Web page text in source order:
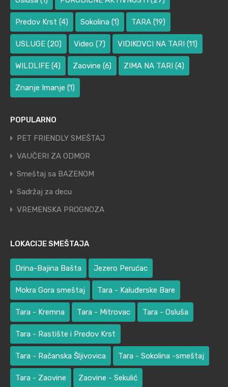
Predov Krst (4) Sokolina (1) TARA (19)
USLUGE (20) Video (7) VIDIKOVCI NA TARI (11)
WILDLIFE (4) Zaovine (6) ZIMA NA TARI (4)
Znanje Imanje (1)
POPULARNO
PET FRIENDLY SMEŠTAJ
VAUČERI ZA ODMOR
Smeštaj sa BAZENOM
Sadržaj za decu
VREMENSKA PROGNOZA
LOKACIJE SMEŠTAJA
Drina-Bajina Bašta Jezero Perućac
Mokra Gora smeštaj Tara - Kaluđerske Bare
Tara - Kremna Tara - Mitrovac Tara - Osluša
Tara - Rastište i Predov Krst
Tara - Račanska Šljivovica Tara - Sokolina -smeštaj
Tara - Zaovine Zaovine - Sekulić